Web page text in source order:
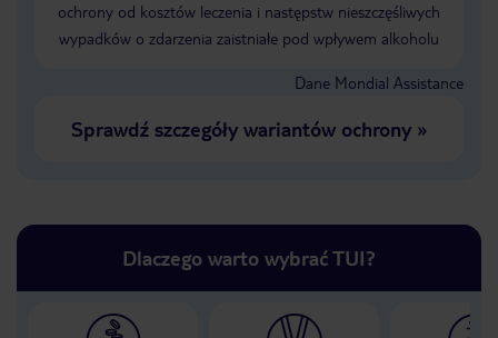
ochrony od kosztów leczenia i następstw nieszczęśliwych
wypadków o zdarzenia zaistniałe pod wpływem alkoholu
Dane Mondial Assistance
Sprawdź szczegóły wariantów ochrony»
Dlaczego warto wybrać TUI?